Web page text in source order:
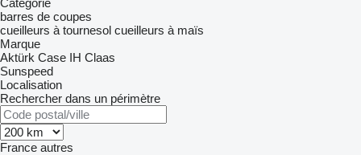
Catégorie
barres de coupes
cueilleurs à tournesol cueilleurs à maïs
Marque
Aktürk Case IH Claas
Sunspeed
Localisation
Rechercher dans un périmètre
France autres